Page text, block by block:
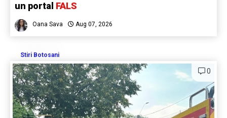
un portal FALS
Oana Sava Aug 07, 2026
Stiri Botosani
0